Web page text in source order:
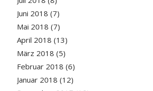
Juni 2018 (7)
Mai 2018 (7)
April 2018 (13)
März 2018 (5)
Februar 2018 (6)
Januar 2018 (12)